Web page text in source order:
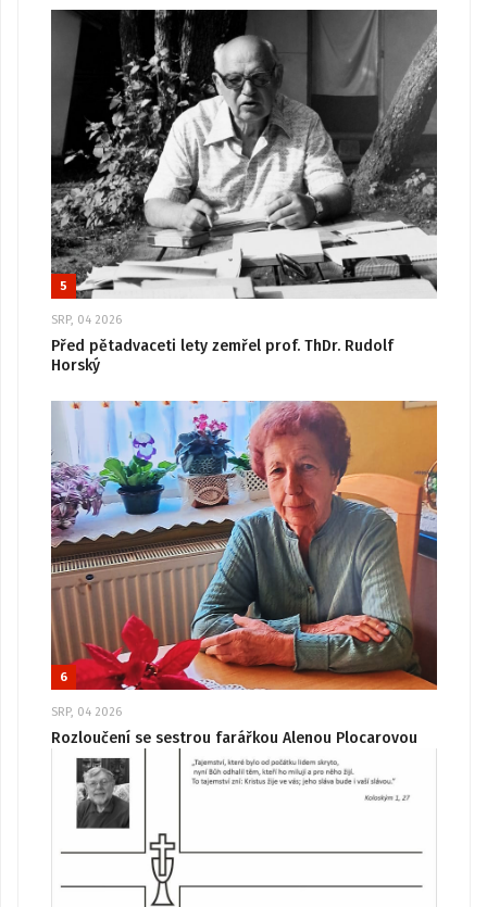
5
SRP, 04 2026
Před pětadvaceti lety zemřel prof. ThDr. Rudolf
Horský
6
SRP, 04 2026
Rozloučení se sestrou farářkou Alenou Plocarovou